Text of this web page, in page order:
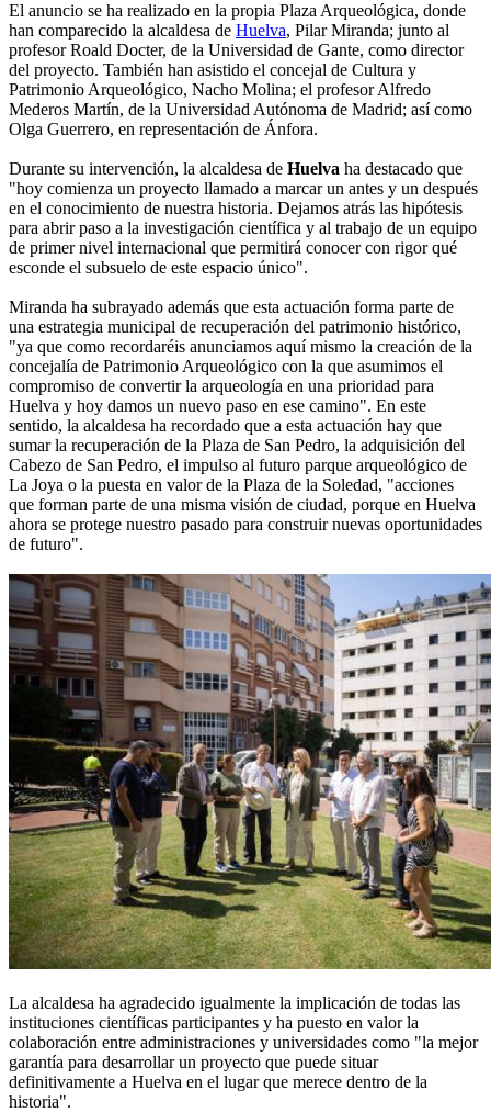
El anuncio se ha realizado en la propia Plaza Arqueológica, donde
han comparecido la alcaldesa de Huelva, Pilar Miranda; junto al
profesor Roald Docter, de la Universidad de Gante, como director
del proyecto. También han asistido el concejal de Cultura y
Patrimonio Arqueológico, Nacho Molina; el profesor Alfredo
Mederos Martín, de la Universidad Autónoma de Madrid; así como
Olga Guerrero, en representación de Ánfora.
Durante su intervención, la alcaldesa de Huelva ha destacado que
"hoy comienza un proyecto llamado a marcar un antes y un después
en el conocimiento de nuestra historia. Dejamos atrás las hipótesis
para abrir paso a la investigación científica y al trabajo de un equipo
de primer nivel internacional que permitirá conocer con rigor qué
esconde el subsuelo de este espacio único".
Miranda ha subrayado además que esta actuación forma parte de
una estrategia municipal de recuperación del patrimonio histórico,
"ya que como recordaréis anunciamos aquí mismo la creación de la
concejalía de Patrimonio Arqueológico con la que asumimos el
compromiso de convertir la arqueología en una prioridad para
Huelva y hoy damos un nuevo paso en ese camino". En este
sentido, la alcaldesa ha recordado que a esta actuación hay que
sumar la recuperación de la Plaza de San Pedro, la adquisición del
Cabezo de San Pedro, el impulso al futuro parque arqueológico de
La Joya o la puesta en valor de la Plaza de la Soledad, "acciones
que forman parte de una misma visión de ciudad, porque en Huelva
ahora se protege nuestro pasado para construir nuevas oportunidades
de futuro".
La alcaldesa ha agradecido igualmente la implicación de todas las
instituciones científicas participantes y ha puesto en valor la
colaboración entre administraciones y universidades como "la mejor
garantía para desarrollar un proyecto que puede situar
definitivamente a Huelva en el lugar que merece dentro de la
historia".